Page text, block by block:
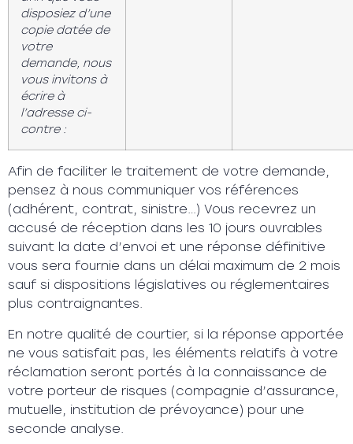
disposiez d’une
copie datée de
votre
demande, nous
vous invitons à
écrire à
l’adresse ci-
contre :
Afin de faciliter le traitement de votre demande,
pensez à nous communiquer vos références
(adhérent, contrat, sinistre…) Vous recevrez un
accusé de réception dans les 10 jours ouvrables
suivant la date d’envoi et une réponse définitive
vous sera fournie dans un délai maximum de 2 mois
sauf si dispositions législatives ou réglementaires
plus contraignantes.
En notre qualité de courtier, si la réponse apportée
ne vous satisfait pas, les éléments relatifs à votre
réclamation seront portés à la connaissance de
votre porteur de risques (compagnie d’assurance,
mutuelle, institution de prévoyance) pour une
seconde analyse.